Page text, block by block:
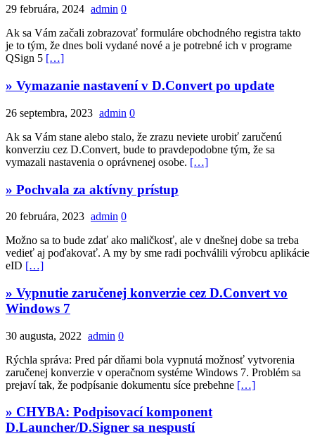
29 februára, 2024 admin 0
Ak sa Vám začali zobrazovať formuláre obchodného registra takto
je to tým, že dnes boli vydané nové a je potrebné ich v programe
QSign 5 […]
» Vymazanie nastavení v D.Convert po update
26 septembra, 2023 admin 0
Ak sa Vám stane alebo stalo, že zrazu neviete urobiť zaručenú
konverziu cez D.Convert, bude to pravdepodobne tým, že sa
vymazali nastavenia o oprávnenej osobe. […]
» Pochvala za aktívny prístup
20 februára, 2023 admin 0
Možno sa to bude zdať ako maličkosť, ale v dnešnej dobe sa treba
vedieť aj poďakovať. A my by sme radi pochválili výrobcu aplikácie
eID […]
» Vypnutie zaručenej konverzie cez D.Convert vo
Windows 7
30 augusta, 2022 admin 0
Rýchla správa: Pred pár dňami bola vypnutá možnosť vytvorenia
zaručenej konverzie v operačnom systéme Windows 7. Problém sa
prejaví tak, že podpísanie dokumentu síce prebehne […]
» CHYBA: Podpisovací komponent
D.Launcher/D.Signer sa nespustí